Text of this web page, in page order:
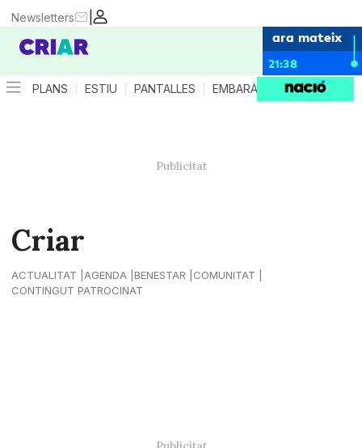
|
Newsletters
ara mateix
21:38
PLANS ESTIU PANTALLES EMBARÀS CRIANÇA
Criar
ACTUALITAT AGENDA BENESTAR
COMUNITAT
CONTINGUT PATROCINAT